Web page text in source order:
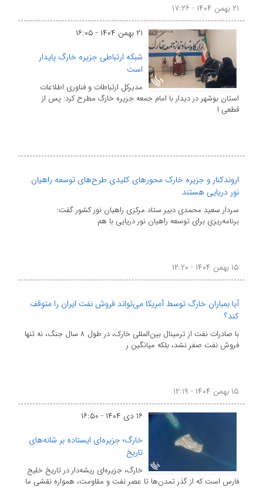
۲۱ بهمن ۱۴۰۴ - ۱۷:۲۶
۲۱ بهمن ۱۴۰۴ - ۱۶:۰۵
شبکه ارتباطی جزیره خارگ پایدار
است
مدیرکل ارتباطات و فناوری اطلاعات
استان بوشهر در دیدار با امام جمعه جزیره خارگ مطرح کرد: پس از
قطعی ا
اروندکنار و جزیره خارک محورهای کلیدی طرح‌های توسعه راهیان
نور دریایی هستند
سردار سعید محمدی دبیر ستاد مرکزی راهیان نور کشور گفت:
برنامه‌ریزی برای توسعه راهیان نور دریایی با هم
۱۵ بهمن ۱۴۰۴ - ۱۲:۲۰
آیا بمباران خارگ توسط آمریکا می‌تواند فروش نفت ایران را متوقف
کند؟
با صادرات نفت از ترمینال بین‌المللی خارک، در طول ۸ سال جنگ، نه تنها
فروش نفت صفر نشد، بلکه میانگین ر
۱۵ بهمن ۱۴۰۴ - ۱۲:۱۹
۱۶ دی ۱۴۰۴ - ۱۶:۵۰
خارگ؛ جزیره‌ای ایستاده بر شانه‌های
تاریخ
خارگ، جزیره‌ای ریشه‌دار در تاریخ خلیج
فارس است که از گذر تمدن‌ها تا عصر نفت و مقاومت، همواره نقشی ما